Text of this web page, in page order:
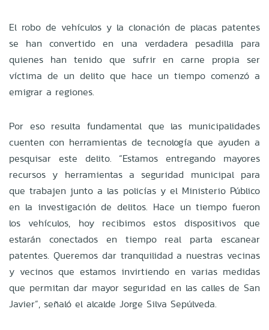
El robo de vehículos y la clonación de placas patentes
se han convertido en una verdadera pesadilla para
quienes han tenido que sufrir en carne propia ser
víctima de un delito que hace un tiempo comenzó a
emigrar a regiones.
Por eso resulta fundamental que las municipalidades
cuenten con herramientas de tecnología que ayuden a
pesquisar este delito. “Estamos entregando mayores
recursos y herramientas a seguridad municipal para
que trabajen junto a las policías y el Ministerio Público
en la investigación de delitos. Hace un tiempo fueron
los vehículos, hoy recibimos estos dispositivos que
estarán conectados en tiempo real parta escanear
patentes. Queremos dar tranquilidad a nuestras vecinas
y vecinos que estamos invirtiendo en varias medidas
que permitan dar mayor seguridad en las calles de San
Javier”, señaló el alcalde Jorge Silva Sepúlveda.